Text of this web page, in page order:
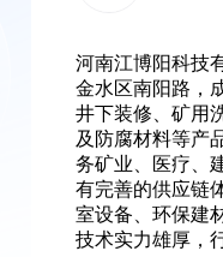
河南江博阳科技
金水区南阳路，
井下装修、矿用
及防腐材料等产
务矿业、医疗、
有完善的供应链
室设备、环保建
技术实力雄厚，